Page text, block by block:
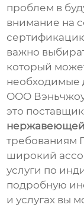
проблем в
внимание на
важно
который
необходимые
ООО
это
нержавеющей
требованиям
широкий
услуги по
подробную
и услугах вы